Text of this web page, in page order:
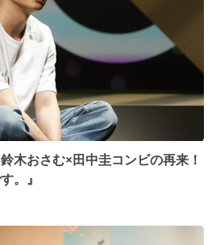
木おさむ×田中圭コンビの再来！
。』